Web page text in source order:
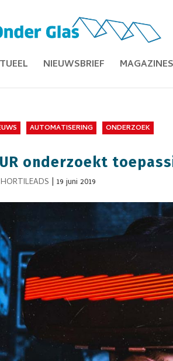
NIEUWSBRIEF MAGAZINES
AUTOMATISERING ONDERZOEK
onderzoekt
HORTILEADS |19 juni 2019